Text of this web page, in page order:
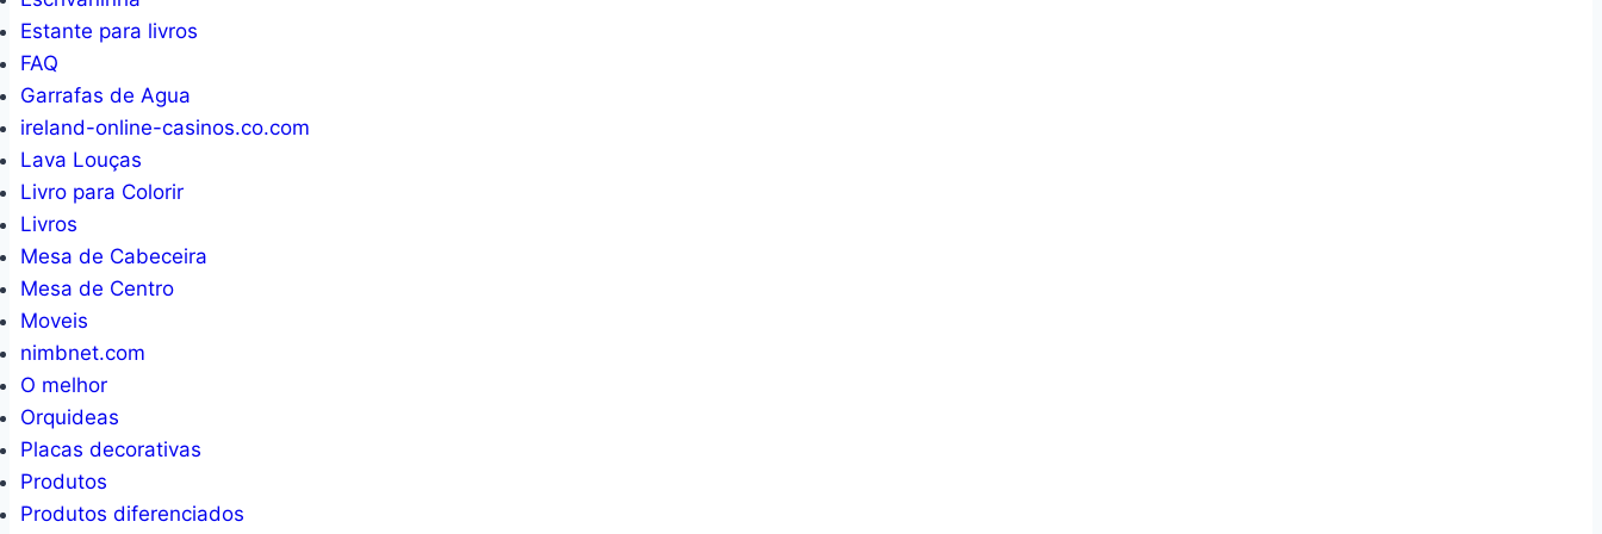
Estante para livros
FAQ
Garrafas de Agua
ireland-online-casinos.co.com
Lava Louças
Livro para Colorir
Livros
Mesa de Cabeceira
Mesa de Centro
Moveis
nimbnet.com
O melhor
Orquideas
Placas decorativas
Produtos
Produtos diferenciados